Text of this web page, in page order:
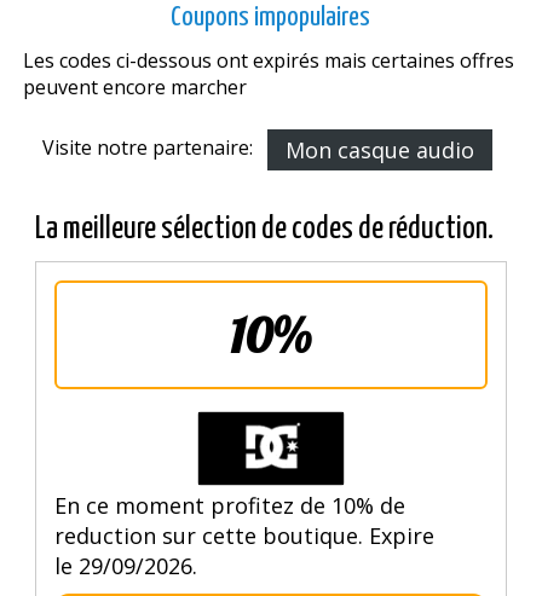
Coupons impopulaires
Les codes ci-dessous ont expirés mais certaines offres
peuvent encore marcher
Visite notre partenaire: Mon casque audio
La meilleure sélection de codes de réduction.
10%
En ce moment profitez de 10% de
reduction sur cette boutique. Expire
le 29/09/2026.